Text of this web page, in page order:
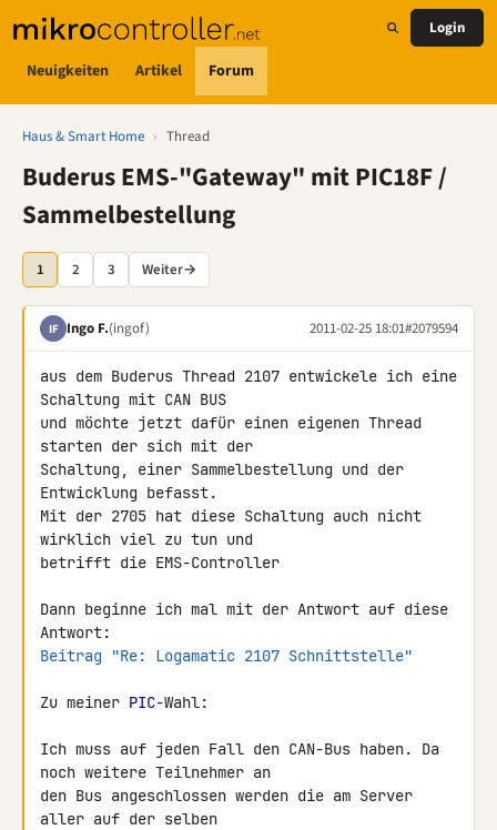
Neuigkeiten Artikel Forum
Login
Haus & Smart Home › Thread
Buderus EMS-"Gateway" mit PIC18F /
Sammelbestellung
1 2 3 Weiter→
IF Ingo F.(ingof) 2011-02-25 18:01#2079594
aus dem Buderus Thread 2107 entwickele ich eine
Schaltung mit CAN BUS
und möchte jetzt dafür einen eigenen Thread
starten der sich mit der
Schaltung, einer Sammelbestellung und der
Entwicklung befasst.
Mit der 2705 hat diese Schaltung auch nicht
wirklich viel zu tun und
betrifft die EMS-Controller
Dann beginne ich mal mit der Antwort auf diese
Beitrag "Re: Logamatic 2107 Schnittstelle"
Zu meiner PIC-Wahl:
Ich muss auf jeden Fall den CAN-Bus haben. Da
noch weitere Teilnehmer an
den Bus angeschlossen werden die am Server
aller auf der selben